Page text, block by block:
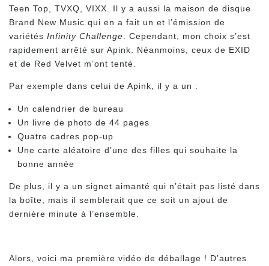
Teen Top, TVXQ, VIXX. Il y a aussi la maison de disque
Brand New Music qui en a fait un et l’émission de
variétés Infinity Challenge . Cependant, mon choix s’est
rapidement arrêté sur Apink. Néanmoins, ceux de EXID
et de Red Velvet m’ont tenté.
Par exemple dans celui de Apink, il y a un :
Un calendrier de bureau
Un livre de photo de 44 pages
Quatre cadres pop-up
Une carte aléatoire d’une des filles qui souhaite la
bonne année
De plus, il y a un signet aimanté qui n’était pas listé dans
la boîte, mais il semblerait que ce soit un ajout de
dernière minute à l’ensemble.
Alors, voici ma première vidéo de déballage ! D’autres